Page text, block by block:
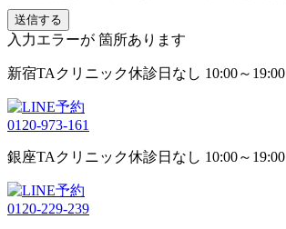
入力エラーが 箇所あります
新宿TAクリニック休診日なし 10:00～19:00
0120-973-161
銀座TAクリニック休診日なし 10:00～19:00
0120-229-239